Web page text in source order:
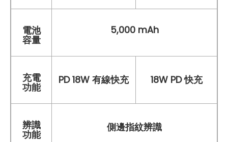
電池
容量
5,000 mAh
充電
功能
PD 18W 有線快充 18W PD 快充
辨識
功能
側邊指紋辨識